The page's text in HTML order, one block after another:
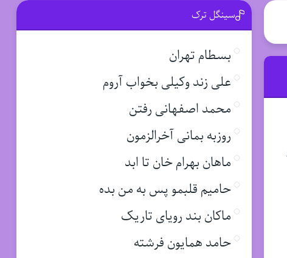
سینگل ترک
بسطام تهران
علی زند وکیلی بخواب آروم
محمد اصفهانی رفتن
روزبه بمانی آخرالزمون
ماهان بهرام خان تا ابد
حامیم قلبمو پس به من بده
ماکان بند رویای تاریک
حامد همایون فرشته